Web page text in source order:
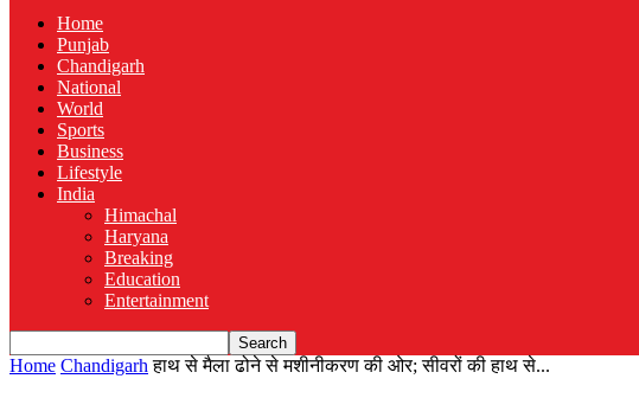
Home
Punjab
Chandigarh
National
World
Sports
Business
Lifestyle
India
Himachal
Haryana
Breaking
Education
Entertainment
Home Chandigarh हाथ से मैला ढोने से मशीनीकरण की ओर; सीवरों की हाथ से...